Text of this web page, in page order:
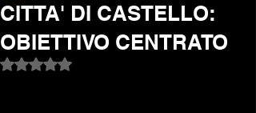
CITTA' DI CASTELLO:
OBIETTIVO CENTRATO
Valutazione NaN stelle su 5.